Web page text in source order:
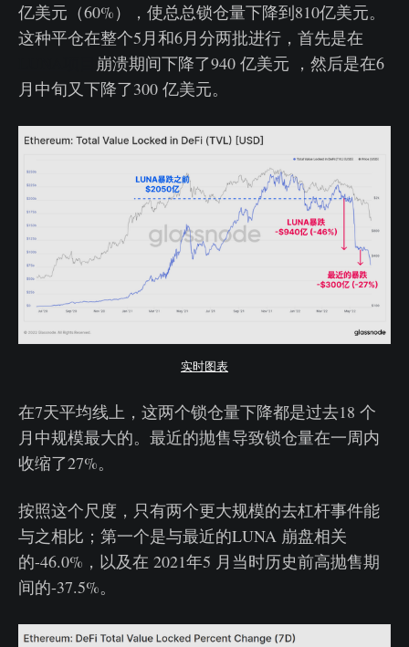
亿美元（60%），使总总锁仓量下降到810亿美元。
这种平仓在整个5月和6月分两批进行，首先是在
崩溃期间下降了940 亿美元 ，然后是在6
月中旬又下降了300 亿美元。
实时图表
在7天平均线上，这两个锁仓量下降都是过去18 个
月中规模最大的。最近的抛售导致锁仓量在一周内
收缩了27%。
按照这个尺度，只有两个更大规模的去杠杆事件能
与之相比；第一个是与最近的LUNA 崩盘相关
的-46.0%，以及在 2021年5 月当时历史前高抛售期
间的-37.5%。